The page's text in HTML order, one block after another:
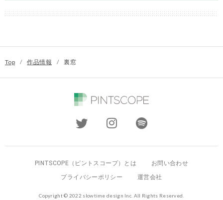
Top / 作品情報 / 裏窓
PINTSCOPE（ピントスコープ）とは
お問い合わせ
プライバシーポリシー
運営会社
Copyright © 2022 slowtime design Inc. All Rights Reserved.